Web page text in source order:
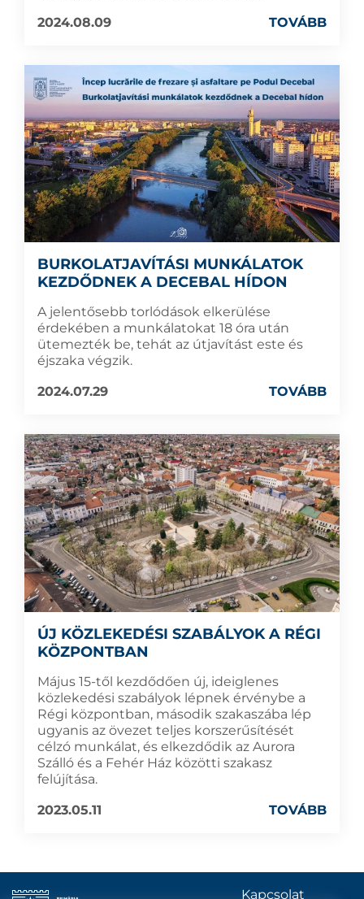
2024.08.09
TOVÁBB
BURKOLATJAVÍTÁSI MUNKÁLATOK
KEZDŐDNEK A DECEBAL HÍDON
A jelentősebb torlódások elkerülése
érdekében a munkálatokat 18 óra után
ütemezték be, tehát az útjavítást este és
éjszaka végzik.
2024.07.29
TOVÁBB
ÚJ KÖZLEKEDÉSI SZABÁLYOK A RÉGI
KÖZPONTBAN
Május 15-től kezdődően új, ideiglenes
közlekedési szabályok lépnek érvénybe a
Régi központban, második szakaszába lép
ugyanis az övezet teljes korszerűsítését
célzó munkálat, és elkezdődik az Aurora
Szálló és a Fehér Ház közötti szakasz
felújítása.
2023.05.11
TOVÁBB
Kapcsolat